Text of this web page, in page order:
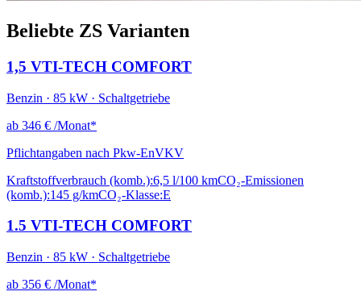
Beliebte ZS Varianten
1,5 VTI-TECH COMFORT
Benzin · 85 kW · Schaltgetriebe
ab 346 € /Monat*
Pflichtangaben nach Pkw-EnVKV
Kraftstoffverbrauch (komb.):6,5 l/100 kmCO₂-Emissionen
(komb.):145 g/kmCO₂-Klasse:E
1.5 VTI-TECH COMFORT
Benzin · 85 kW · Schaltgetriebe
ab 356 € /Monat*